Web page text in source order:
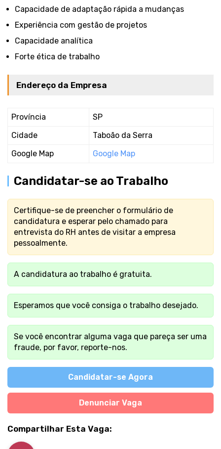
Capacidade de adaptação rápida a mudanças
Experiência com gestão de projetos
Capacidade analítica
Forte ética de trabalho
Endereço da Empresa
Província
SP
Cidade
Taboão da Serra
Google Map
Google Map
Candidatar-se ao Trabalho
Certifique-se de preencher o formulário de
candidatura e esperar pelo chamado para
entrevista do RH antes de visitar a empresa
pessoalmente.
A candidatura ao trabalho é gratuita.
Esperamos que você consiga o trabalho desejado.
Se você encontrar alguma vaga que pareça ser uma
fraude, por favor, reporte-nos.
Candidatar-se Agora
Denunciar Vaga
Compartilhar Esta Vaga: